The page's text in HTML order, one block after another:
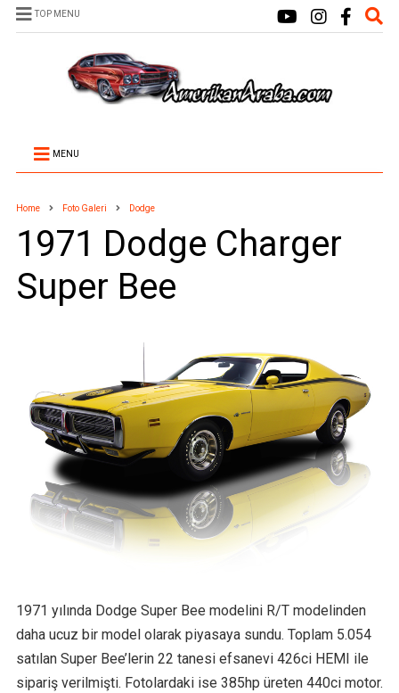
TOP MENU
MENU
Home Foto Galeri Dodge
1971 Dodge Charger
Super Bee
1971 yılında Dodge Super Bee modelini R/T modelinden
daha ucuz bir model olarak piyasaya sundu. Toplam 5.054
satılan Super Bee’lerin 22 tanesi efsanevi 426ci HEMI ile
sipariş verilmişti. Fotolardaki ise 385hp üreten 440ci motor.